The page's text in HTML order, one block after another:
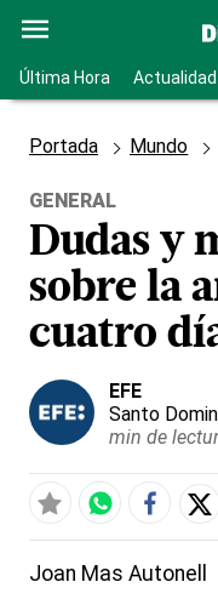
Última Hora Actualidad
Portada Mundo
GENERAL
Dudas y
sobre la
cuatro
EFE
Santo
min de
Joan Mas Autonell